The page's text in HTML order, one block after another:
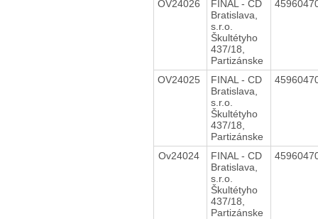
OV24026
FINAL - CD
Bratislava,
s.r.o.
Škultétyho
437/18,
Partizánske
OV24025
FINAL - CD
Bratislava,
s.r.o.
Škultétyho
437/18,
Partizánske
Ov24024
FINAL - CD
Bratislava,
s.r.o.
Škultétyho
437/18,
Partizánske